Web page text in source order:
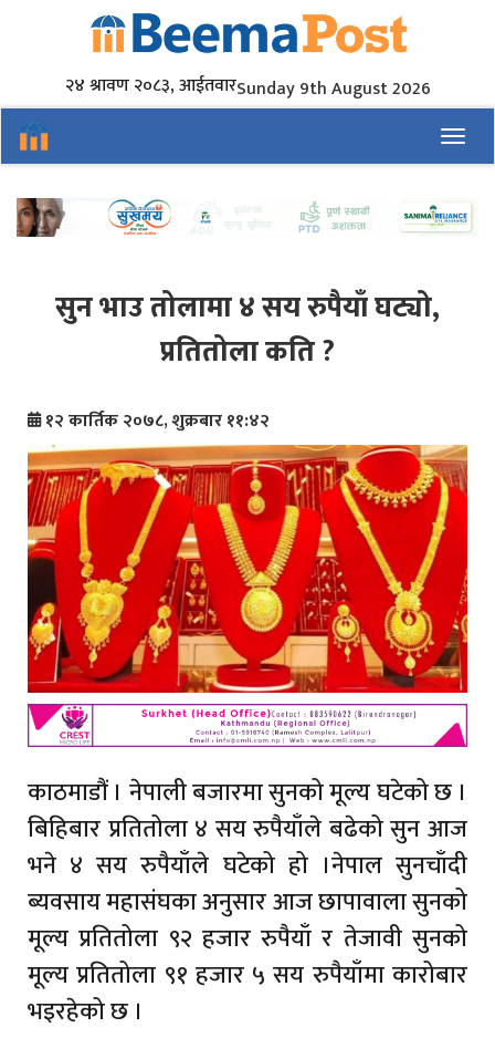
२४ श्रावण २०८३, आईतवारSunday 9th August 2026
सुन भाउ तोलामा ४ सय रुपैयाँ घट्यो,
प्रतितोला कति ?
१२ कार्तिक २०७८, शुक्रबार ११:४२
काठमाडौं । नेपाली बजारमा सुनको मूल्य घटेको छ ।
बिहिबार प्रतितोला ४ सय रुपैयाँले बढेको सुन आज
भने ४ सय रुपैयाँले घटेको हो ।नेपाल सुनचाँदी
ब्यवसाय महासंघका अनुसार आज छापावाला सुनको
मूल्य प्रतितोला ९२ हजार रुपैयाँ र तेजावी सुनको
मूल्य प्रतितोला ९१ हजार ५ सय रुपैयाँमा कारोबार
भइरहेको छ ।